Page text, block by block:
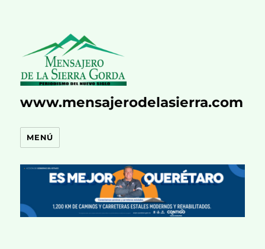
www.mensajerodelasierra.com
MENÚ